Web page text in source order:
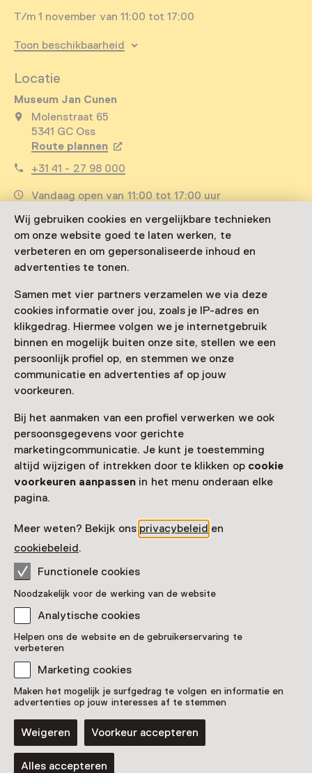
Wij gebruiken cookies en vergelijkbare technieken
om onze website goed te laten werken, te
verbeteren en om gepersonaliseerde inhoud en
advertenties te tonen.
Samen met vier partners verzamelen we via deze
cookies informatie over jou, zoals je IP-adres en
klikgedrag. Hiermee volgen we je internetgebruik
binnen en mogelijk buiten onze site, stellen we een
persoonlijk profiel op, en stemmen we onze
communicatie en advertenties af op jouw
voorkeuren.
Bij het aanmaken van een profiel verwerken we ook
persoonsgegevens voor gerichte
marketingcommunicatie. Je kunt je toestemming
altijd wijzigen of intrekken door te klikken op cookie
voorkeuren aanpassen in het menu onderaan elke
pagina.
Meer weten? Bekijk ons privacybeleid en
cookiebeleid.
Functionele cookies
Noodzakelijk voor de werking van de website
Analytische cookies
Helpen ons de website en de gebruikerservaring te
verbeteren
Marketing cookies
Maken het mogelijk je surfgedrag te volgen en informatie en
advertenties op jouw interesses af te stemmen
Weigeren Voorkeur accepteren
Alles accepteren
T/m 1 november van 11:00 tot 17:00
Toon beschikbaarheid
Locatie
Museum Jan Cunen
Molenstraat 65
5341 GC Oss
Route plannen Opent in een nieuw tabblad
+31 41 - 27 98 000
Vandaag open van 11:00 tot 17:00 uur
Zien & doen in Museum
Jan Cunen
Villa Curiossa
Tentoonstelling
Zeep, een tentoonstelling die lekker
ruikt
T/m 1 november van 11:00 tot 17:00